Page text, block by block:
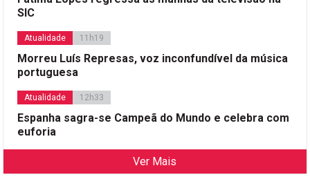
SIC
Atualidade 11h19
Morreu Luís Represas, voz inconfundível da música
portuguesa
Atualidade 12h33
Espanha sagra-se Campeã do Mundo e celebra com
euforia
Ver Mais